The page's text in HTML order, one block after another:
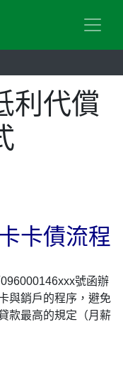
利代償
卡債流程
號函辦
與銷戶的程序，避免
款最高的規定（月薪